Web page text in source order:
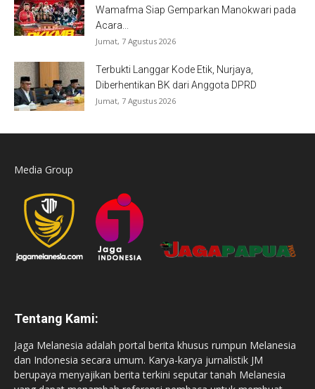
Wamafma Siap Gemparkan Manokwari pada
Acara...
Jumat, 7 Agustus 2026
Terbukti Langgar Kode Etik, Nurjaya,
Diberhentikan BK dari Anggota DPRD
Jumat, 7 Agustus 2026
Media Group
Tentang Kami:
Jaga Melanesia adalah portal berita khusus rumpun Melanesia
dan Indonesia secara umum. Karya-karya jurnalistik JM
berupaya menyajikan berita terkini seputar tanah Melanesia